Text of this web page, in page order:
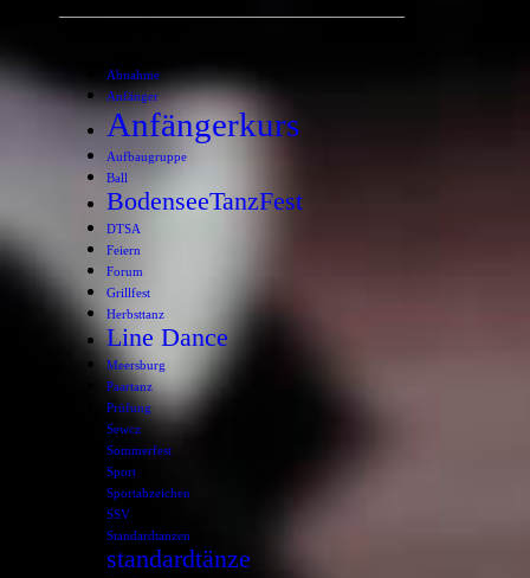
Abnahme
Anfänger
Anfängerkurs
Aufbaugruppe
Ball
BodenseeTanzFest
DTSA
Feiern
Forum
Grillfest
Herbsttanz
Line Dance
Meersburg
Paartanz
Prüfung
Sewcz
Sommerfest
Sport
Sportabzeichen
SSV
Standardtanzen
standardtänze